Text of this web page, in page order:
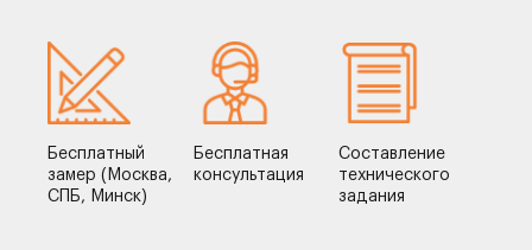
Бесплатный
замер (Москва,
СПБ, Минск)
Бесплатная
консультация
Составление
технического
задания